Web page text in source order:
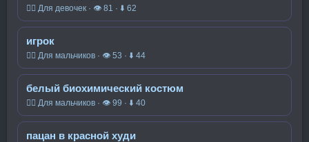
🧍‍♀️ Для девочек · 👁 81 · ⬇ 62
игрок
🧍‍♂️ Для мальчиков · 👁 53 · ⬇ 44
белый биохимический костюм
🧍‍♂️ Для мальчиков · 👁 99 · ⬇ 40
пацан в красной худи